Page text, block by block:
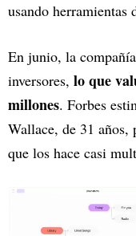
usando herramientas
En junio, la
inversores, lo que
millones. Forbes
Wallace, de 31 años,
que los hace casi